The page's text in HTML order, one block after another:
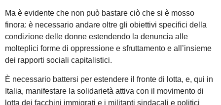
Ma è evidente che non può bastare ciò che si è mosso
finora: è necessario andare oltre gli obiettivi specifici della
condizione delle donne estendendo la denuncia alle
molteplici forme di oppressione e sfruttamento e all’insieme
dei rapporti sociali capitalistici.
È necessario battersi per estendere il fronte di lotta, e, qui in
Italia, manifestare la solidarietà attiva con il movimento di
lotta dei facchini immigrati e i militanti sindacali e politici